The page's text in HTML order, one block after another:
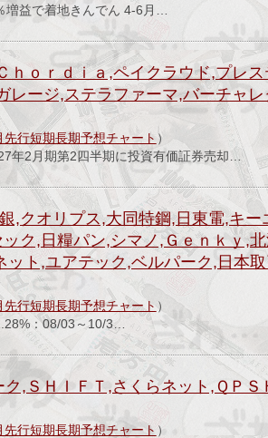
増益で着地きんでん 4-6月…
ｏｒｄｉａ,ペイクラウド,プレ
ージ,ステラファーマ,バーチャ
行短期長期予想チャート ）
年2月期第2四半期に投資有価証券売却…
クオリプス,大同特鋼,日東電,キー
ク,日糧パン,シマノ,Ｇｅｎｋｙ,
ト,ユアテック,ベルパーク,日本
行短期長期予想チャート）
：08/03～10/3…
,ＳＨＩＦＴ,さくらネット,ＱＰＳ
行短期長期予想チャート ）